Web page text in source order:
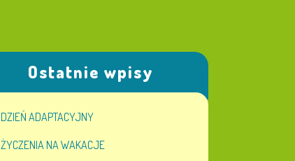
Ostatnie wpisy
DZIEŃ ADAPTACYJNY
ŻYCZENIA NA WAKACJE